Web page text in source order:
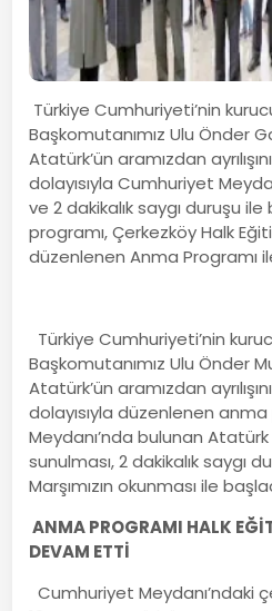
Türkiye Cumhuriyeti’nin
Başkomutanımız Ulu Önder
Atatürk’ün aramızdan
dolayısıyla Cumhuriyet
ve 2 dakikalık saygı duruşu
programı, Çerkezköy Halk
düzenlenen Anma Programı
Türkiye Cumhuriyeti’nin
Başkomutanımız Ulu Önder
Atatürk’ün aramızdan
dolayısıyla düzenlenen
Meydanı’nda bulunan Atatürk
sunulması, 2 dakikalık saygı
Marşımızın okunması ile
ANMA PROGRAMI HALK
DEVAM ETTİ
Cumhuriyet Meydanı’ndaki